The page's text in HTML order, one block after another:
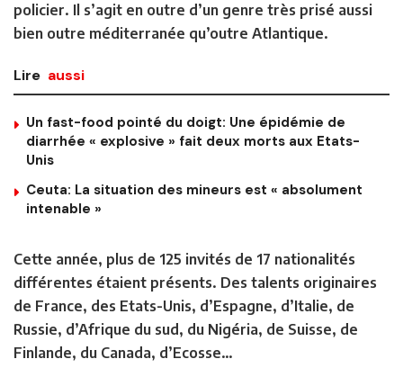
policier. Il s’agit en outre d’un genre très prisé aussi
bien outre méditerranée qu’outre Atlantique.
Lire aussi
Un fast-food pointé du doigt: Une épidémie de
diarrhée « explosive » fait deux morts aux Etats-
Unis
Ceuta: La situation des mineurs est « absolument
intenable »
Cette année, plus de 125 invités de 17 nationalités
différentes étaient présents. Des talents originaires
de France, des Etats-Unis, d’Espagne, d’Italie, de
Russie, d’Afrique du sud, du Nigéria, de Suisse, de
Finlande, du Canada, d’Ecosse…